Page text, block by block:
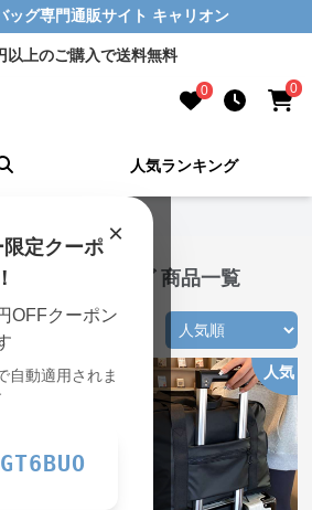
ッグ専門通販サイト キャリオン
以上のご購入で送料無料
0 0
人気ランキング
×
定クーポ
OFFクーポン
自動適用されま
リーオンバッグ 商品一覧
した
人気